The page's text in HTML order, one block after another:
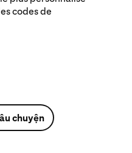
codes de
chuyện